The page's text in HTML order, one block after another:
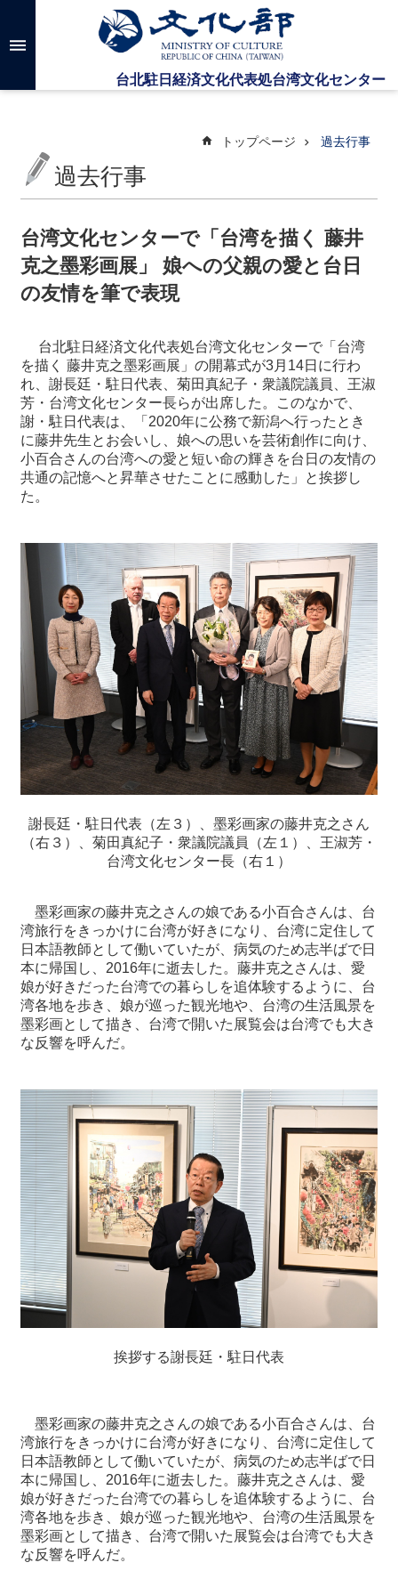
メインのコンテンツブロックにジャンプします
高
検
台
文
化
セ
タ
つ
い
て
最
新
情
報
込
事
湾
ホ
ー
ム
サ
イ
ト
プ
トップページ 過去行事
過去行事
台湾文化センターで「台湾を描く 藤井
克之墨彩画展」 娘への父親の愛と台日
の友情を筆で表現
台北駐日経済文化代表処台湾文化センターで「台湾
を描く 藤井克之墨彩画展」の開幕式が3月14日に行わ
れ、謝長廷・駐日代表、菊田真紀子・衆議院議員、王淑
芳・台湾文化センター長らが出席した。このなかで、
謝・駐日代表は、「2020年に公務で新潟へ行ったとき
に藤井先生とお会いし、娘への思いを芸術創作に向け、
小百合さんの台湾への愛と短い命の輝きを台日の友情の
共通の記憶へと昇華させたことに感動した」と挨拶し
た。
謝長廷・駐日代表（左３）、墨彩画家の藤井克之さん
（右３）、菊田真紀子・衆議院議員（左１）、王淑芳・
台湾文化センター長（右１）
墨彩画家の藤井克之さんの娘である小百合さんは、台
湾旅行をきっかけに台湾が好きになり、台湾に定住して
日本語教師として働いていたが、病気のため志半ばで日
本に帰国し、2016年に逝去した。藤井克之さんは、愛
娘が好きだった台湾での暮らしを追体験するように、台
湾各地を歩き、娘が巡った観光地や、台湾の生活風景を
墨彩画として描き、台湾で開いた展覧会は台湾でも大き
な反響を呼んだ。
挨拶する謝長廷・駐日代表
墨彩画家の藤井克之さんの娘である小百合さんは、台
湾旅行をきっかけに台湾が好きになり、台湾に定住して
日本語教師として働いていたが、病気のため志半ばで日
本に帰国し、2016年に逝去した。藤井克之さんは、愛
娘が好きだった台湾での暮らしを追体験するように、台
湾各地を歩き、娘が巡った観光地や、台湾の生活風景を
墨彩画として描き、台湾で開いた展覧会は台湾でも大き
な反響を呼んだ。